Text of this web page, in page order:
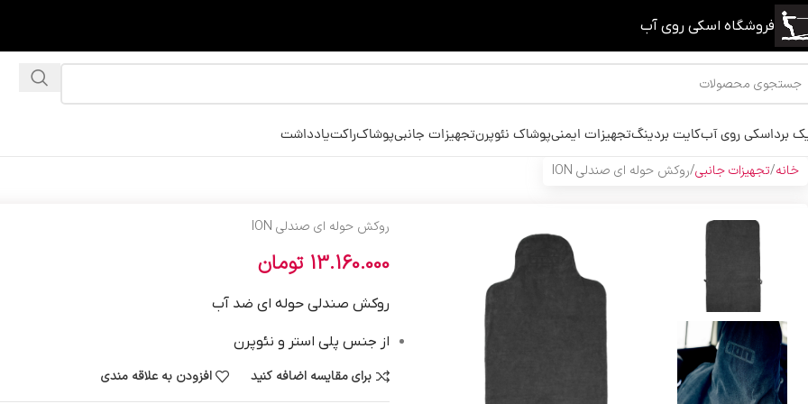
فروشگاه اسکی روی آب
برداسکی روی آبکایت بردینگتجهیزات ایمنیپوشاک نئوپرنتجهیزات جانبیپوشاکراکتیادداشت
خانه تجهیزات جانبی روکش حوله ای صندلی ION
روکش حوله ای صندلی ION
13.160.000 تومان
روکش صندلی حوله ای ضد آب
از جنس پلی استر و نئوپرن
برای مقایسه اضافه کنید افزودن به علاقه مندی